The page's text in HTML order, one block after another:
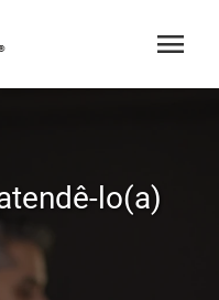
menu
lo(a)